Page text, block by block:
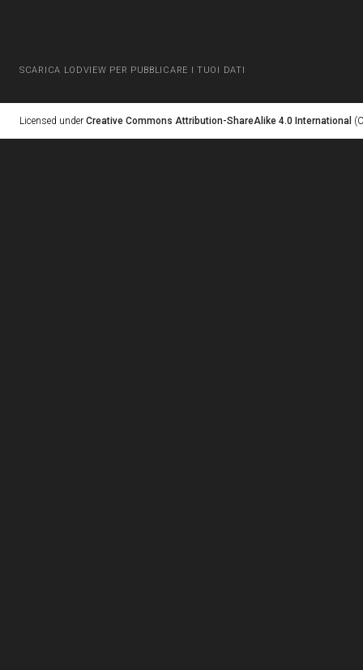
SCARICA LODVIEW PER PUBBLICARE I TUOI DATI
Licensed under Creative Commons Attribution-ShareAlike 4.0 International